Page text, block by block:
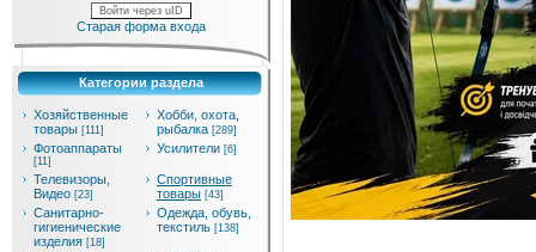
Войти через uID
Старая форма входа
Категории раздела
Хозяйственные
товары [111]
Хобби, охота,
рыбалка [289]
Фотоаппараты
[11]
Усилители [6]
Телевизоры,
Видео [23]
Спортивные
товары [43]
Санитарно-
гигиенические
изделия [18]
Одежда, обувь,
текстиль [138]